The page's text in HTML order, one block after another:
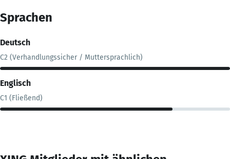
Sprachen
Deutsch
C2 (Verhandlungssicher / Muttersprachlich)
Englisch
C1 (Fließend)